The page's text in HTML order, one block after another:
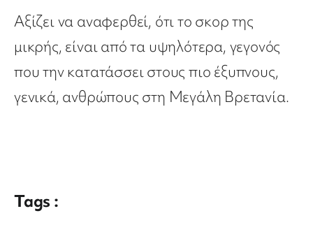
Aξίζει να αναφερθεί, ότι το σκορ της
μικρής, είναι από τα υψηλότερα, γεγονός
που την κατατάσσει στους πιο έξυπνους,
γενικά, ανθρώπους στη Μεγάλη Βρετανία.
Tags :